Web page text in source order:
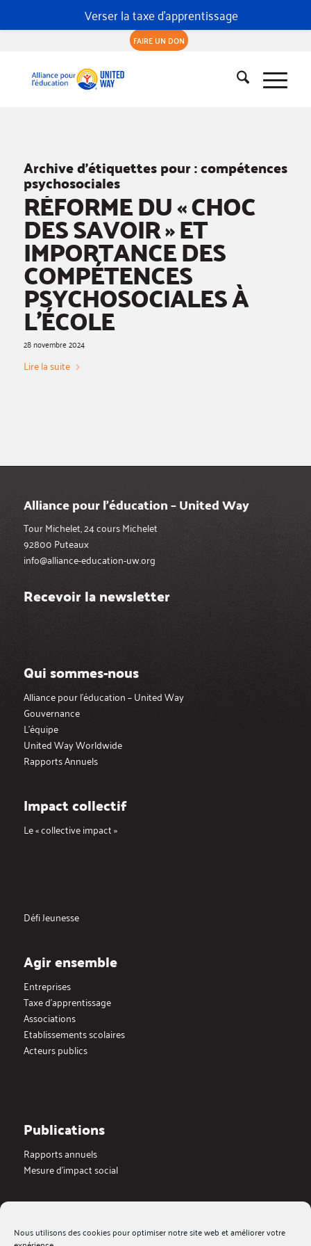
Nous utilisons des cookies pour optimiser notre site web et améliorer votre
FAIRE UN DON
Archive d’étiquettes pour :compétences
psychosociales
RÉFORME DU « CHOC
DES SAVOIR » ET
IMPORTANCE DES
COMPÉTENCES
PSYCHOSOCIALES À
L’ÉCOLE
28 novembre 2024
Lire la suite
Alliance pour l’éducation – United Way
Tour Michelet, 24 cours Michelet
92800 Puteaux
info@alliance-education-uw.org
Recevoir la newsletter
Qui sommes-nous
Alliance pour l’éducation – United Way
Gouvernance
L’équipe
United Way Worldwide
Rapports Annuels
Impact collectif
Le « collective impact »
Défi Jeunesse
Agir ensemble
Entreprises
Taxe d’apprentissage
Associations
Etablissements scolaires
Acteurs publics
Publications
Rapports annuels
Mesure d’impact social
Dernières actualités
Verser la taxe d'apprentissage